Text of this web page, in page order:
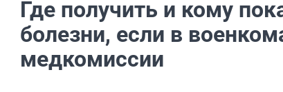
Где получить и кому
болезни, если в
медкомиссии